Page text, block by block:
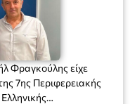
Φραγκούλης είχε
7ης Περιφερειακής